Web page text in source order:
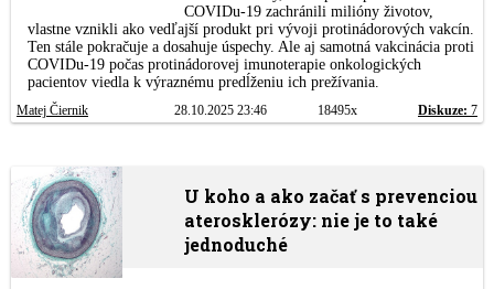
COVIDu-19 zachránili milióny životov,
vlastne vznikli ako vedľajší produkt pri vývoji protinádorových vakcín.
Ten stále pokračuje a dosahuje úspechy. Ale aj samotná vakcinácia proti
COVIDu-19 počas protinádorovej imunoterapie onkologických
pacientov viedla k výraznému predĺženiu ich prežívania.
Matej Čiernik 28.10.2025 23:46 18495x Diskuze: 7
U koho a ako začať s prevenciou
aterosklerózy: nie je to také
jednoduché